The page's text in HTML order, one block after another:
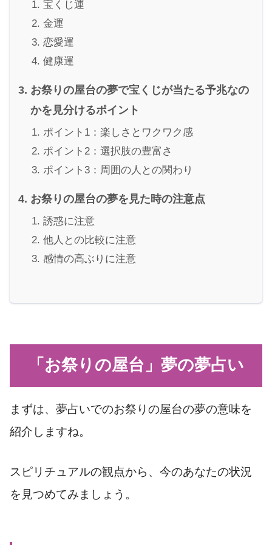
宝くじ運
金運
恋愛運
健康運
お祭りの屋台の夢で宝くじが当たる予兆なの
かを見分けるポイント
ポイント1：楽しさとワクワク感
ポイント2：選択肢の豊富さ
ポイント3：周囲の人との関わり
お祭りの屋台の夢を見た時の注意点
誘惑に注意
他人との比較に注意
感情の高ぶりに注意
「お祭りの屋台」夢の夢占い
まずは、夢占いでのお祭りの屋台の夢の意味を
紹介しますね。
スピリチュアルの観点から、今のあなたの状況
を見つめてみましょう。